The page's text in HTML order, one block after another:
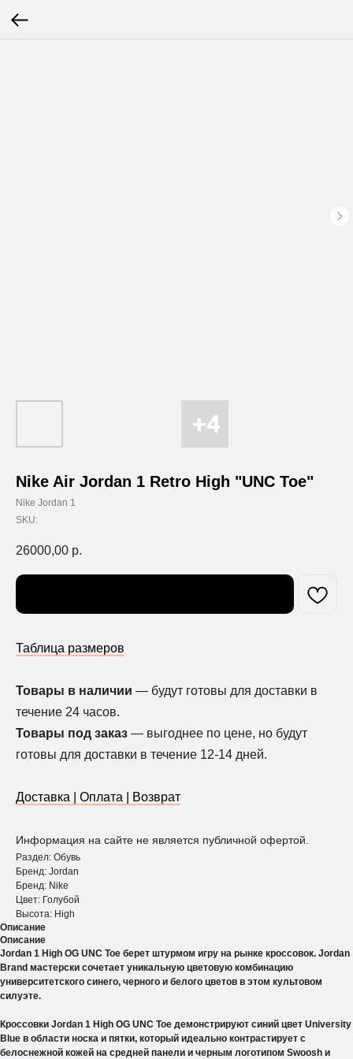
Nike Air Jordan 1 Retro High "UNC Toe"
Nike Jordan 1
SKU:
26000,00 р.
Таблица размеров
Товары в наличии — будут готовы для доставки в
течение 24 часов.
Товары под заказ — выгоднее по цене, но будут
готовы для доставки в течение 12-14 дней.
Доставка | Оплата | Возврат
Информация на сайте не является публичной офертой.
Раздел: Обувь
Бренд: Jordan
Бренд: Nike
Цвет: Голубой
Высота: Нigh
Описание
Описание
Jordan 1 High OG UNC Toe берет штурмом игру на рынке кроссовок. Jordan
Brand мастерски сочетает уникальную цветовую комбинацию
университетского синего, черного и белого цветов в этом культовом
силуэте.
Кроссовки Jordan 1 High OG UNC Toe демонстрируют синий цвет University
Blue в области носка и пятки, который идеально контрастирует с
белоснежной кожей на средней панели и черным логотипом Swoosh и